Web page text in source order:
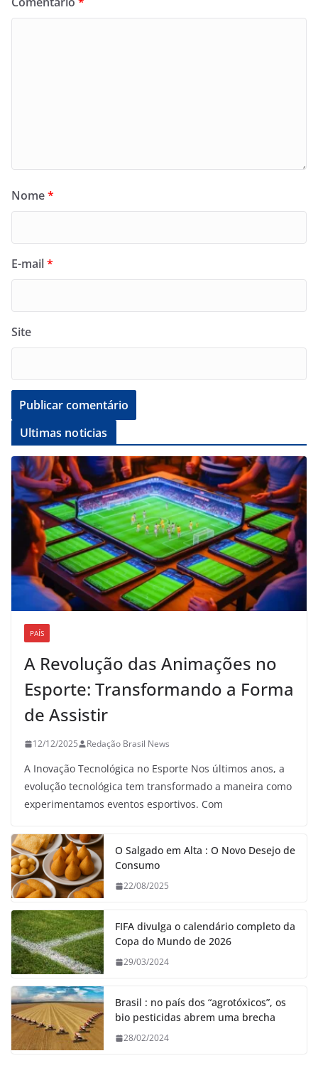
Nome*
E-mail*
Site
Ultimas noticias
PAÍS
A Revolução das Animações no
Esporte: Transformando a Forma
de Assistir
12/12/2025 Redação Brasil News
A Inovação Tecnológica no Esporte Nos últimos anos, a
evolução tecnológica tem transformado a maneira como
experimentamos eventos esportivos. Com
O Salgado em Alta : O Novo Desejo de
Consumo
22/08/2025
FIFA divulga o calendário completo da
Copa do Mundo de 2026
29/03/2024
Brasil : no país dos “agrotóxicos”, os
bio pesticidas abrem uma brecha
28/02/2024